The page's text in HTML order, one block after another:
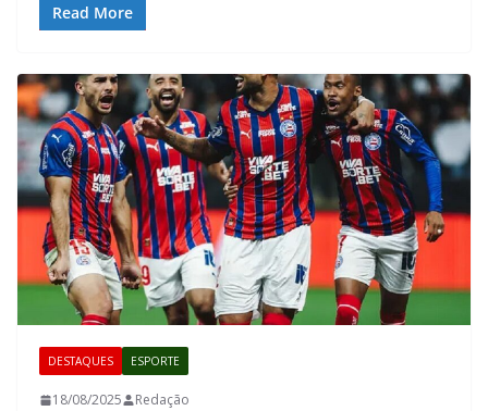
Read More
DESTAQUES ESPORTE
18/08/2025 Redação